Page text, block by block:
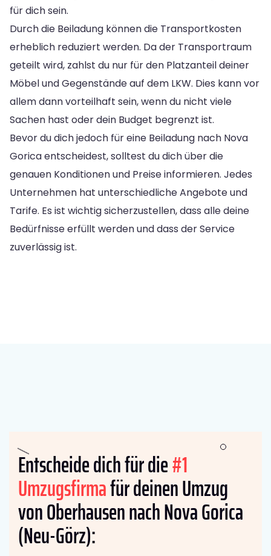
für dich sein.
Durch die Beiladung können die Transportkosten
erheblich reduziert werden. Da der Transportraum
geteilt wird, zahlst du nur für den Platzanteil deiner
Möbel und Gegenstände auf dem LKW. Dies kann vor
allem dann vorteilhaft sein, wenn du nicht viele
Sachen hast oder dein Budget begrenzt ist.
Bevor du dich jedoch für eine Beiladung nach Nova
Gorica entscheidest, solltest du dich über die
genauen Konditionen und Preise informieren. Jedes
Unternehmen hat unterschiedliche Angebote und
Tarife. Es ist wichtig sicherzustellen, dass alle deine
Bedürfnisse erfüllt werden und dass der Service
zuverlässig ist.
Entscheide dich für die#1
Umzugsfirmafür deinen Umzug
von Oberhausen nach Nova Gorica
(Neu-Görz):